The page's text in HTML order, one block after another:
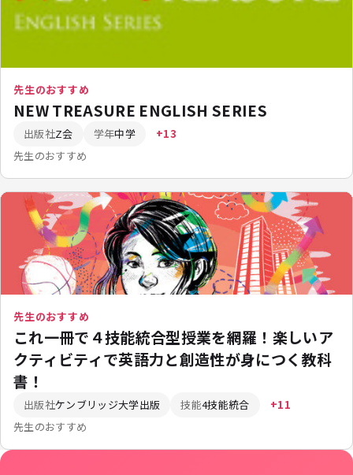
先生のおすすめ
NEW TREASURE ENGLISH SERIES
出版社Z会 学年中学 +13
先生のおすすめ
先生のおすすめ
これ一冊で４技能統合型授業を網羅！楽しいア
クティビティで英語力と創造性が身につく教科
書！
出版社ケンブリッジ大学出版 技能4技能統合 +11
先生のおすすめ